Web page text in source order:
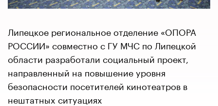
Липецкое региональное отделение «ОПОРА
РОССИИ» совместно с ГУ МЧС по Липецкой
области разработали социальный проект,
направленный на повышение уровня
безопасности посетителей кинотеатров в
нештатных ситуациях